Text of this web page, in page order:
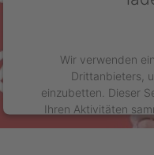
Wir verwenden
Drittanbieters,
einzubetten. Dieser
Ihren Aktivitäten
die Details durch